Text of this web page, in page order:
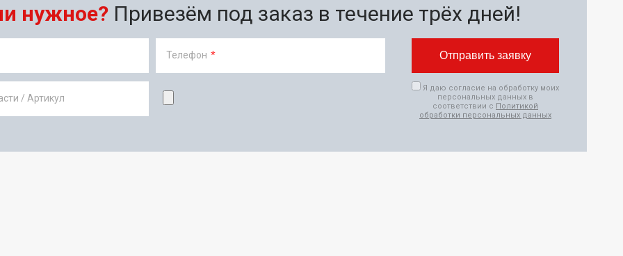
нужное? Привезём под заказ в течение трёх дней!
Телефон *
/ Артикул
Я даю согласие на обработку моих
персональных данных в
соответствии с Политикой
обработки персональных данных